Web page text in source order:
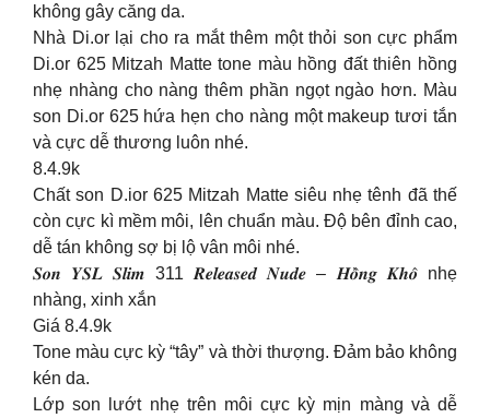
không gây căng da.
Nhà Di.or lại cho ra mắt thêm một thỏi son cực phẩm
Di.or 625 Mitzah Matte tone màu hồng đất thiên hồng
nhẹ nhàng cho nàng thêm phần ngọt ngào hơn. Màu
son Di.or 625 hứa hẹn cho nàng một makeup tươi tắn
và cực dễ thương luôn nhé.
8.4.9k
Chất son D.ior 625 Mitzah Matte siêu nhẹ tênh đã thế
còn cực kì mềm môi, lên chuẩn màu. Độ bên đỉnh cao,
dễ tán không sợ bị lộ vân môi nhé.
𝑺𝒐𝒏 𝒀𝑺𝑳 𝑺𝒍𝒊𝒎 311 𝑹𝒆𝒍𝒆𝒂𝒔𝒆𝒅 𝑵𝒖𝒅𝒆 – 𝑯𝒐̂̀𝒏𝒈 𝑲𝒉𝒐̂ nhẹ
nhàng, xinh xắn
Giá 8.4.9k
Tone màu cực kỳ “tây” và thời thượng. Đảm bảo không
kén da.
Lớp son lướt nhẹ trên môi cực kỳ mịn màng và dễ